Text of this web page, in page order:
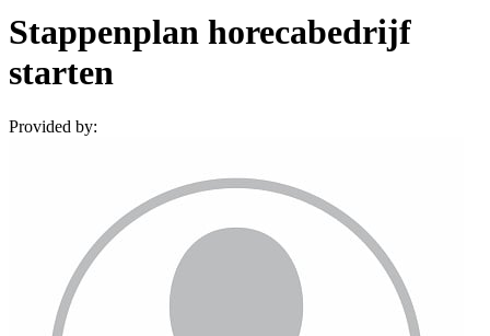
Stappenplan horecabedrijf
starten
Provided by: